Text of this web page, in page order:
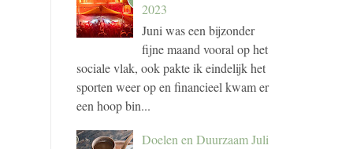
2023
Juni was een bijzonder
fijne maand vooral op het
sociale vlak, ook pakte ik eindelijk het
sporten weer op en financieel kwam er
een hoop bin...
Doelen en Duurzaam Juli